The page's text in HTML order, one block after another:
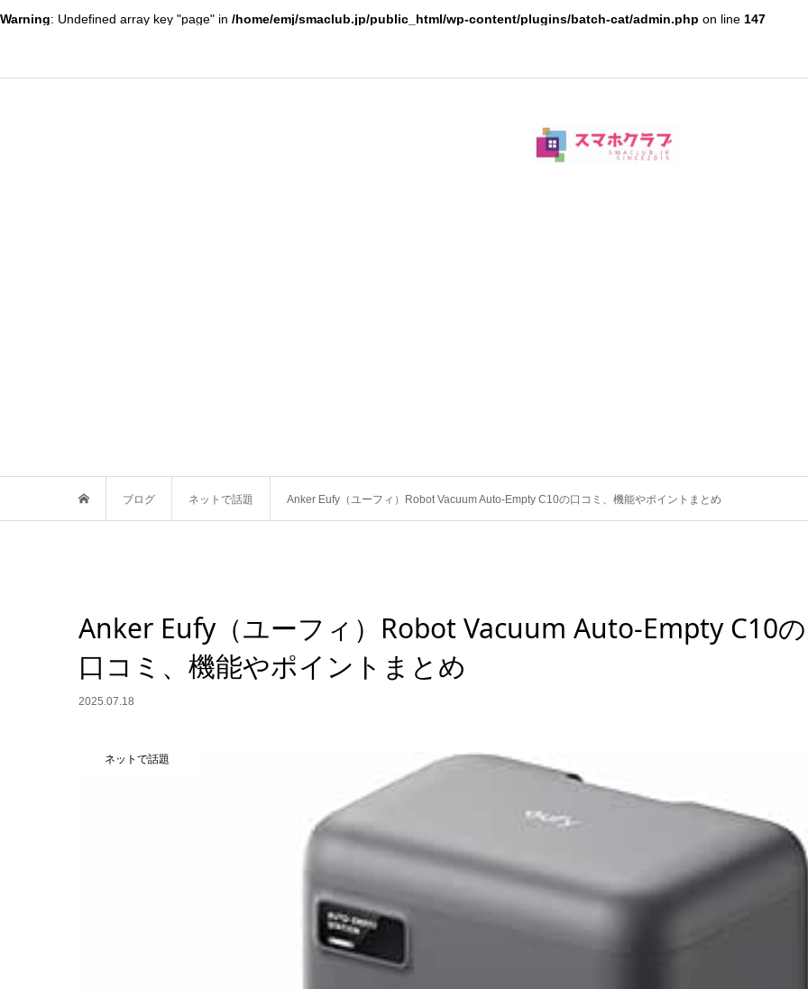
Warning: Undefined array key "page" in /home/emj/smaclub.jp/public_html/wp-content/plugins/batch-cat/admin.php on line 147
ブログ ネットで話題 Anker Eufy（ユーフィ）Robot Vacuum Auto-Empty C10の口コミ、機能やポイントまとめ
Anker Eufy（ユーフィ）Robot Vacuum Auto-Empty C10の
口コミ、機能やポイントまとめ
2025.07.18
ネットで話題